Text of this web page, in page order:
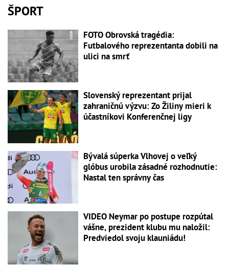
ŠPORT
FOTO Obrovská tragédia:
Futbalového reprezentanta dobili na
ulici na smrť
Slovenský reprezentant prijal
zahraničnú výzvu: Zo Žiliny mieri k
účastníkovi Konferenčnej ligy
Bývalá súperka Vlhovej o veľký
glóbus urobila zásadné rozhodnutie:
Nastal ten správny čas
VIDEO Neymar po postupe rozpútal
vášne, prezident klubu mu naložil:
Predviedol svoju klauniádu!